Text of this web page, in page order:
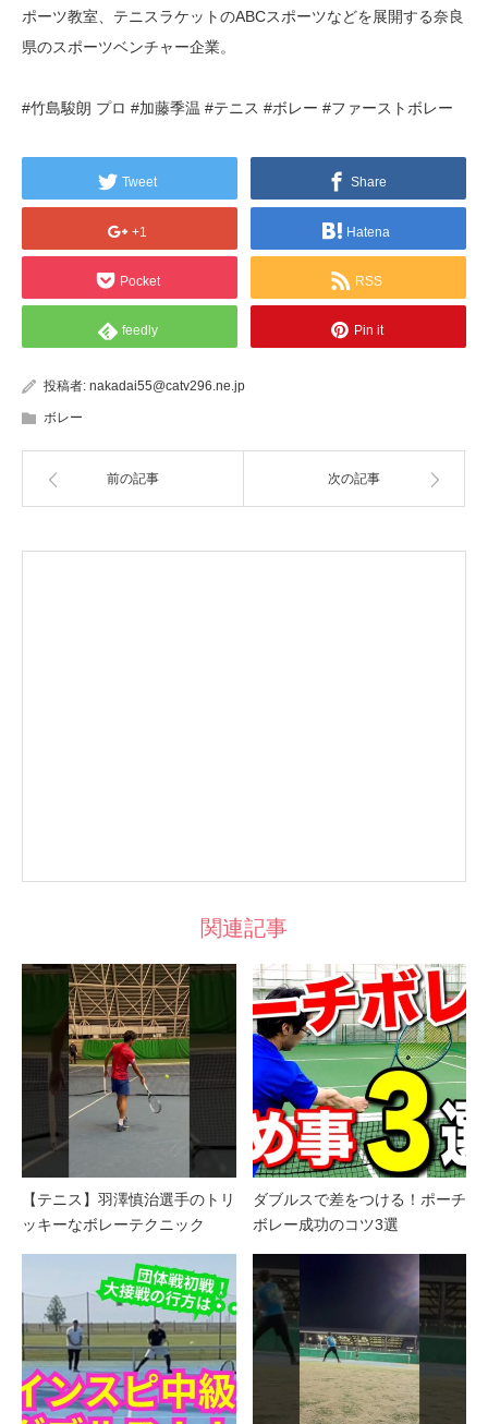
ポーツ教室、テニスラケットのABCスポーツなどを展開する奈良
県のスポーツベンチャー企業。
#竹島駿朗 プロ #加藤季温 #テニス #ボレー #ファーストボレー
Tweet Share
+1 Hatena
Pocket RSS
feedly Pin it
投稿者: nakadai55@catv296.ne.jp
ボレー
前の記事 次の記事
関連記事
【テニス】羽澤慎治選手のトリ
ッキーなボレーテクニック
ダブルスで差をつける！ポーチ
ボレー成功のコツ3選